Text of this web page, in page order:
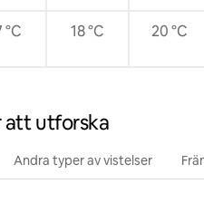
°C 18 °C 20 °C
att utforska
Andra typer av vistelser